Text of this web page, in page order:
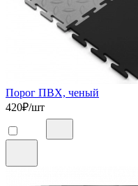
Порог ПВХ, ченый
420₽/шт